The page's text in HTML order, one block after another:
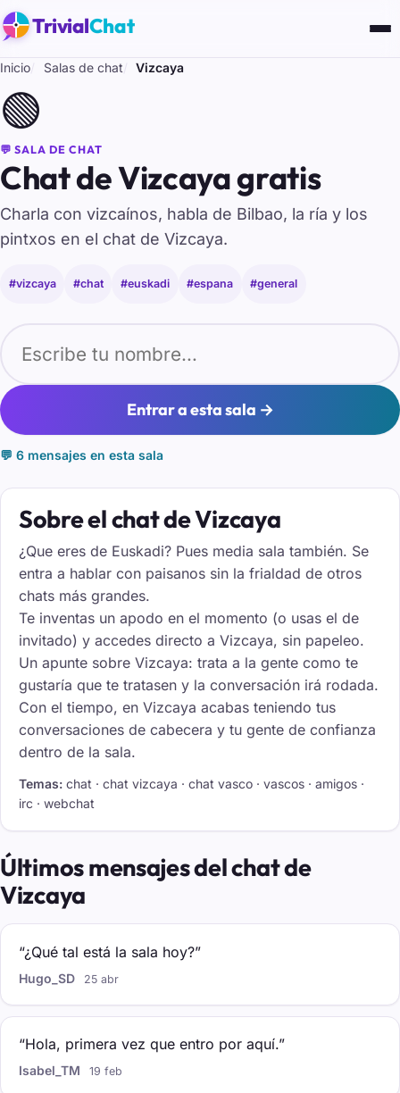
TrivialChat
Inicio Salas de chat Vizcaya
🟢
💬 SALA DE CHAT
Chat de Vizcaya gratis
Charla con vizcaínos, habla de Bilbao, la ría y los
pintxos en el chat de Vizcaya.
#vizcaya #chat #euskadi #espana #general
Entrar a esta sala →
💬 6 mensajes en esta sala
Sobre el chat de Vizcaya
¿Que eres de Euskadi? Pues media sala también. Se
entra a hablar con paisanos sin la frialdad de otros
chats más grandes.
Te inventas un apodo en el momento (o usas el de
invitado) y accedes directo a Vizcaya, sin papeleo.
Un apunte sobre Vizcaya: trata a la gente como te
gustaría que te tratasen y la conversación irá rodada.
Con el tiempo, en Vizcaya acabas teniendo tus
conversaciones de cabecera y tu gente de confianza
dentro de la sala.
Temas: chat · chat vizcaya · chat vasco · vascos · amigos ·
irc · webchat
Últimos mensajes del chat de
Vizcaya
“¿Qué tal está la sala hoy?”
Hugo_SD 25 abr
“Hola, primera vez que entro por aquí.”
Isabel_TM 19 feb